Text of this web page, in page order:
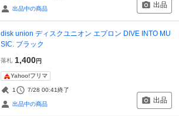
出品中の商品 出品
disk union ディスクユニオン エプロン DIVE INTO MU
SIC. ブラック
落札 1,400円
Yahoo!フリマ
1 7/28 00:41終了
出品中の商品 出品